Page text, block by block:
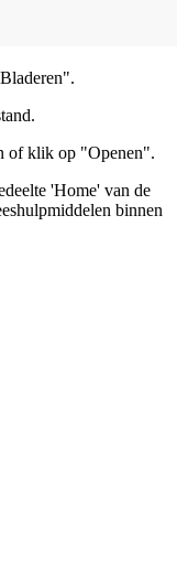
of klik op "Openen".
'Home' van de
binnen